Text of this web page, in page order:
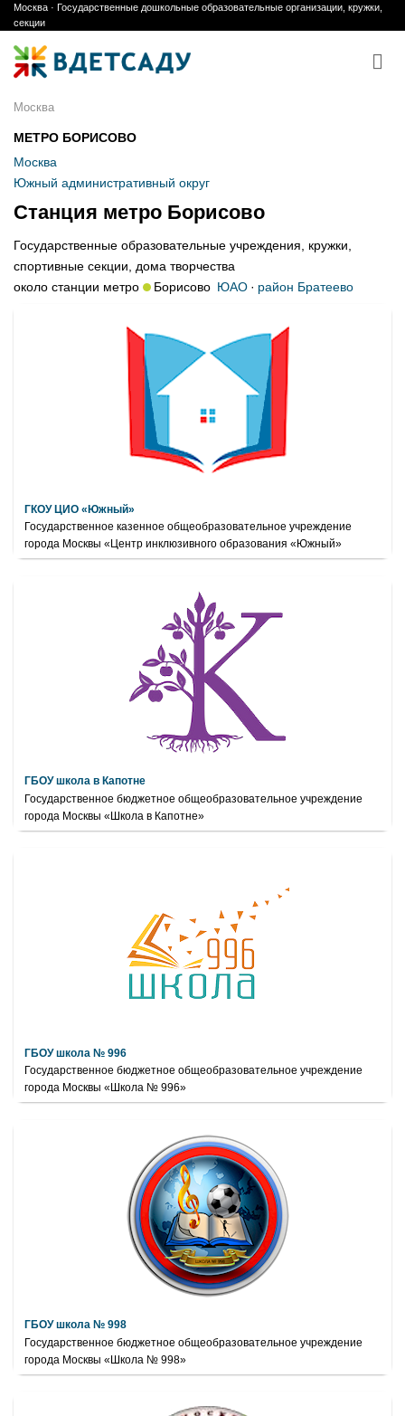
Skip
to
content
Москва · Государственные дошкольные образовательные организации, кружки,
секции
Москва
МЕТРО БОРИСОВО
Москва
Южный административный округ
Станция метро Борисово
Государственные образовательные учреждения, кружки,
спортивные секции, дома творчества
около станции метро
Борисово ЮАО· район Братеево
ГКОУ ЦИО «Южный»
Государственное казенное общеобразовательное учреждение
города Москвы «Центр инклюзивного образования «Южный»
ГБОУ школа в Капотне
Государственное бюджетное общеобразовательное учреждение
города Москвы «Школа в Капотне»
ГБОУ школа № 996
Государственное бюджетное общеобразовательное учреждение
города Москвы «Школа № 996»
ГБОУ школа № 998
Государственное бюджетное общеобразовательное учреждение
города Москвы «Школа № 998»